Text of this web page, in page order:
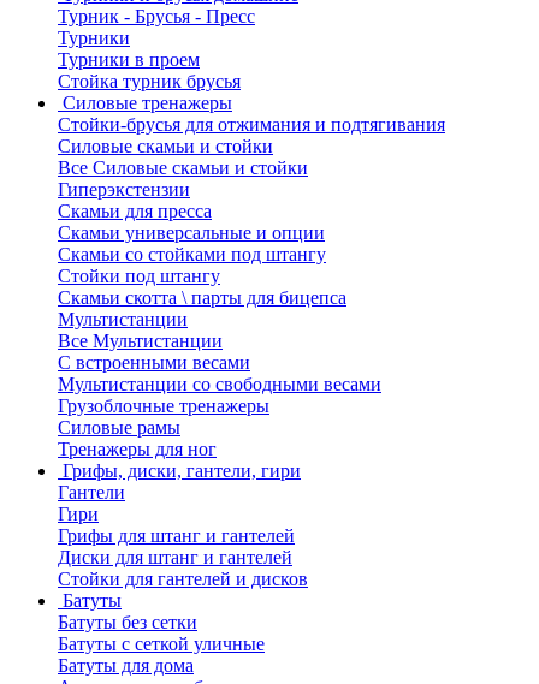
Турник - Брусья - Пресс
Турники
Турники в проем
Стойка турник брусья
Силовые тренажеры
Стойки-брусья для отжимания и подтягивания
Силовые скамьи и стойки
Все Силовые скамьи и стойки
Гиперэкстензии
Скамьи для пресса
Скамьи универсальные и опции
Скамьи со стойками под штангу
Стойки под штангу
Скамьи скотта \ парты для бицепса
Мультистанции
Все Мультистанции
С встроенными весами
Мультистанции со свободными весами
Грузоблочные тренажеры
Силовые рамы
Тренажеры для ног
Грифы, диски, гантели, гири
Гантели
Гири
Грифы для штанг и гантелей
Диски для штанг и гантелей
Стойки для гантелей и дисков
Батуты
Батуты без сетки
Батуты с сеткой уличные
Батуты для дома